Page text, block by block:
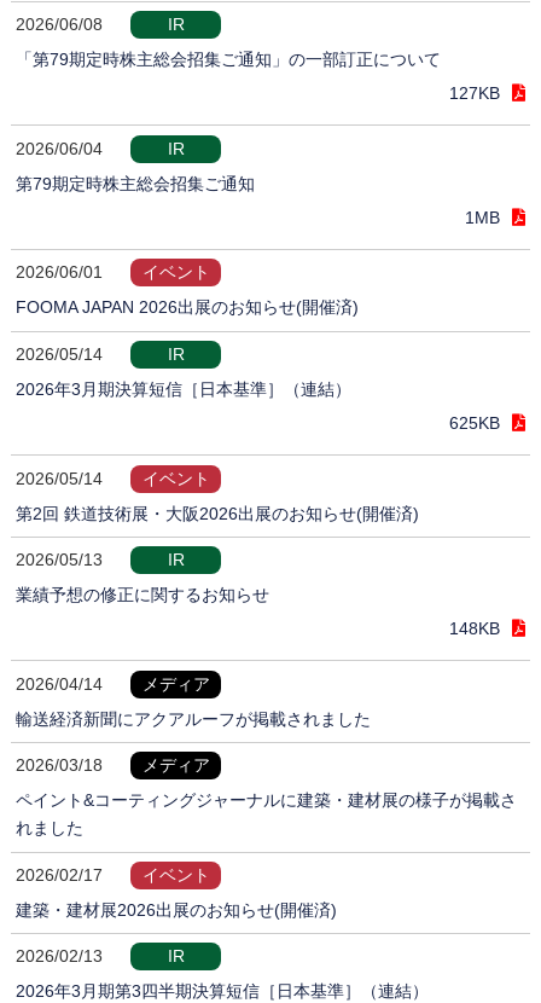
2026/06/08
IR
「第79期定時株主総会招集ご通知」の一部訂正について
127KB
2026/06/04
IR
第79期定時株主総会招集ご通知
1MB
2026/06/01
イベント
FOOMA JAPAN 2026出展のお知らせ(開催済)
2026/05/14
IR
2026年3月期決算短信［日本基準］（連結）
625KB
2026/05/14
イベント
第2回 鉄道技術展・大阪2026出展のお知らせ(開催済)
2026/05/13
IR
業績予想の修正に関するお知らせ
148KB
2026/04/14
メディア
輸送経済新聞にアクアルーフが掲載されました
2026/03/18
メディア
ペイント&コーティングジャーナルに建築・建材展の様子が掲載さ
れました
2026/02/17
イベント
建築・建材展2026出展のお知らせ(開催済)
2026/02/13
IR
2026年3月期第3四半期決算短信［日本基準］（連結）